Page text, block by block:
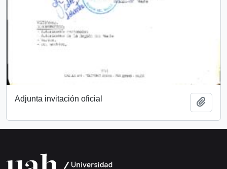
Adjunta invitación oficial